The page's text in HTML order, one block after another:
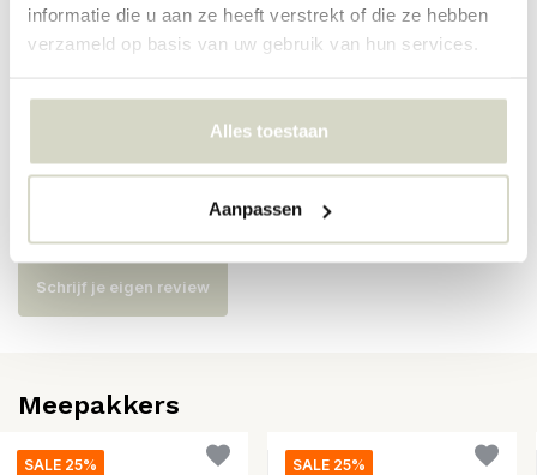
informatie die u aan ze heeft verstrekt of die ze hebben
verzameld op basis van uw gebruik van hun services.
Alles toestaan
Aanpassen
SKU 82068693
Reviews
Schrijf je eigen review
Meepakkers
SALE 25% SALE 25%